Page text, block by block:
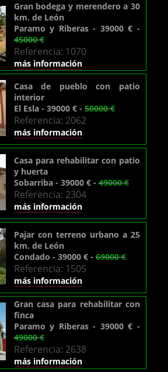
Gran bodega y merendero a 30
km. de León
Paramo y Riberas - 39000 € -
45000 €
Referencia: 1070
más información
Casa de pueblo con patio
interior
El Esla - 39000 € - 50000 €
Referencia: 2062
más información
Casa para rehabilitar con patio
y huerta
Sobarriba - 39000 € - 49000 €
Referencia: 2304
más información
Pajar con terreno urbano a 25
km. de León
Condado - 39000 € - 69000 €
Referencia: 1505
más información
Gran casa para rehabilitar con
finca
Paramo y Riberas - 39000 € -
49000 €
Referencia: 2638
más información